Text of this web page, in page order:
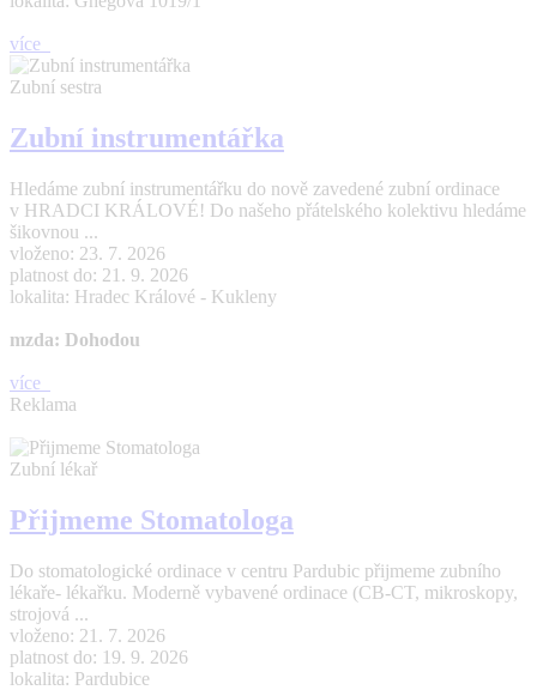
více
Zubní sestra
Zubní instrumentářka
Hledáme zubní instrumentářku do nově zavedené zubní ordinace
v HRADCI KRÁLOVÉ! Do našeho přátelského kolektivu hledáme
šikovnou ...
vloženo: 23. 7. 2026
platnost do: 21. 9. 2026
lokalita: Hradec Králové - Kukleny
mzda: Dohodou
více
Reklama
Zubní lékař
Přijmeme Stomatologa
Do stomatologické ordinace v centru Pardubic přijmeme zubního
lékaře- lékařku. Moderně vybavené ordinace (CB-CT, mikroskopy,
strojová ...
vloženo: 21. 7. 2026
platnost do: 19. 9. 2026
lokalita: Pardubice